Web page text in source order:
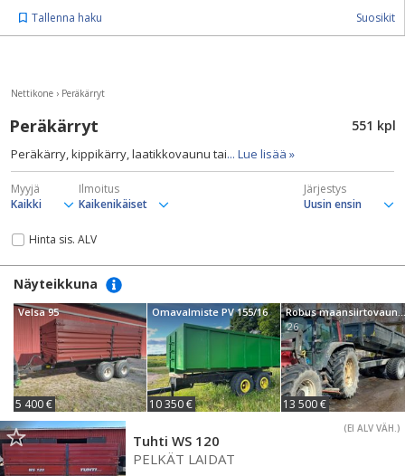
Tallenna haku Suosikit
Nettikone › Peräkärryt
Peräkärryt 551 kpl
Peräkärry, kippikärry, laatikkovaunu tai... Lue lisää »
Myyjä Ilmoitus Järjestys
Hinta sis. ALV
Näyteikkuna
Velsa 95
5 400 €
Omavalmiste PV 155/16
10 350 €
Robus maansiirtovaunut, hinnat alkaen
'26
13 500 €
(EI ALV VÄH.)
Tuhti WS 120
PELKÄT LAIDAT